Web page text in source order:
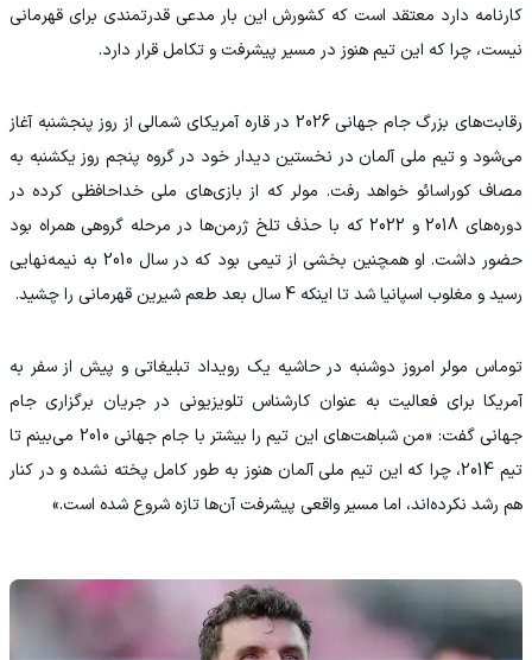
کارنامه دارد معتقد است که کشورش این بار مدعی قدرتمندی برای قهرمانی
نیست، چرا که این تیم هنوز در مسیر پیشرفت و تکامل قرار دارد.
‫رقابت‌های بزرگ جام جهانی 2026 در قاره آمریکای شمالی از روز پنجشنبه آغاز
می‌شود و تیم ملی آلمان در نخستین دیدار خود در گروه پنجم روز یکشنبه به
مصاف کوراسائو خواهد رفت. مولر که از بازی‌های ملی خداحافظی کرده در
دوره‌های 2018 و 2022 که با حذف تلخ ژرمن‌ها در مرحله گروهی همراه بود
حضور داشت. او همچنین بخشی از تیمی بود که در سال 2010 به نیمه‌نهایی
رسید و مغلوب اسپانیا شد تا اینکه 4 سال بعد طعم شیرین قهرمانی را چشید.
‫توماس مولر امروز دوشنبه در حاشیه یک رویداد تبلیغاتی و پیش از سفر به
آمریکا برای فعالیت به عنوان کارشناس تلویزیونی در جریان برگزاری جام
جهانی گفت: «من شباهت‌های این تیم را بیشتر با جام جهانی 2010 می‌بینم تا
تیم 2014، چرا که این تیم ملی آلمان هنوز به طور کامل پخته نشده و در کنار
هم رشد نکرده‌اند، اما مسیر واقعی پیشرفت آن‌ها تازه شروع شده است.»